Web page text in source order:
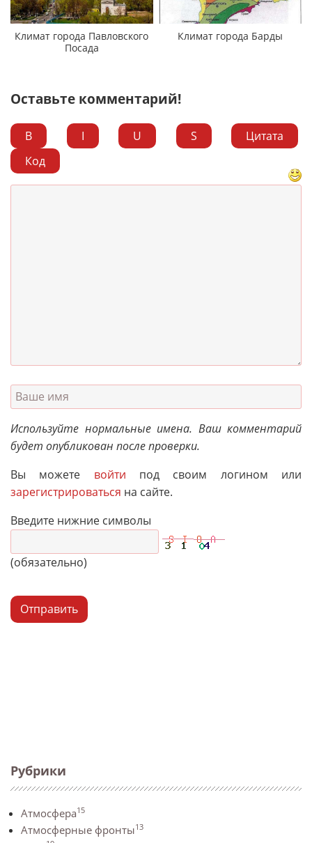
Рубрики
Атмосфера15
Атмосферные фронты13
Климат города Павловского
Посада
Климат города Барды
Оставьте комментарий!
B I U S
Цитата
Код
Используйте нормальные имена. Ваш комментарий
будет опубликован после проверки.
Вы можете войти под своим логином или
зарегистрироваться на сайте.
Введите нижние символы
(обязательно)
Отправить